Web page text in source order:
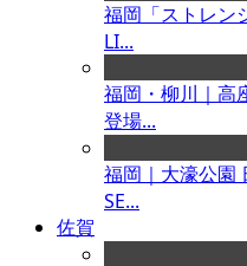
福岡「ストレン
LI...
福岡・柳川｜高
登場...
福岡｜大濠公園
SE...
佐賀